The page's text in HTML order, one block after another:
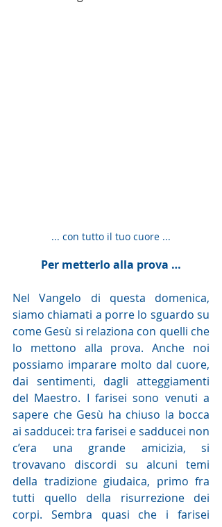
... con tutto il tuo cuore ...
Per metterlo alla prova …
Nel Vangelo di questa domenica,
siamo chiamati a porre lo sguardo su
come Gesù si relaziona con quelli che
lo mettono alla prova. Anche noi
possiamo imparare molto dal cuore,
dai sentimenti, dagli atteggiamenti
del Maestro. I farisei sono venuti a
sapere che Gesù ha chiuso la bocca
ai sadducei: tra farisei e sadducei non
c’era una grande amicizia, si
trovavano discordi su alcuni temi
della tradizione giudaica, primo fra
tutti quello della risurrezione dei
corpi. Sembra quasi che i farisei